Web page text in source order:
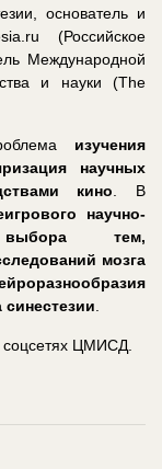
основатель и
(Российское
Международной
и науки (The
изучения
научных
кино . В
научно-
выбора тем,
мозга
ЦМИСД.